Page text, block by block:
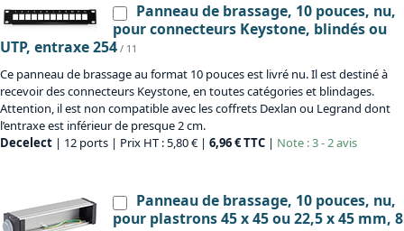
Panneau de brassage, 10 pouces, nu,
pour connecteurs Keystone, blindés ou
UTP, entraxe 254 / 11
Ce panneau de brassage au format 10 pouces est livré nu. Il est destiné à
recevoir des connecteurs Keystone, en toutes catégories et blindages.
Attention, il est non compatible avec les coffrets Dexlan ou Legrand dont
l’entraxe est inférieur de presque 2 cm.
Decelect | 12 ports | Prix HT : 5,80 € | 6,96 € TTC | Note : 3 - 2 avis
Panneau de brassage, 10 pouces, nu,
pour plastrons 45 x 45 ou 22,5 x 45 mm, 8